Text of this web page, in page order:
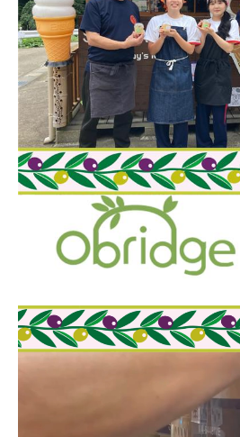
動
画
プ
レ
ー